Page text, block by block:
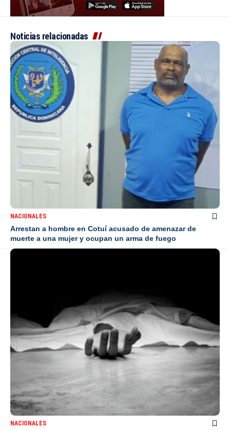
Noticias relacionadas
NACIONALES
Arrestan a hombre en Cotuí acusado de amenazar de
muerte a una mujer y ocupan un arma de fuego
NACIONALES